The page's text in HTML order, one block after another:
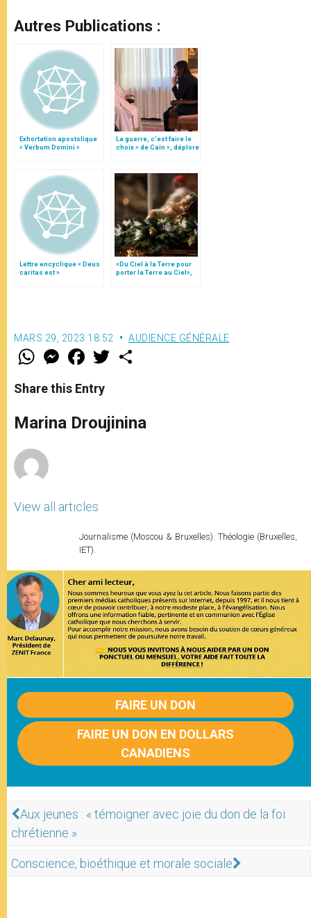
Autres Publications :
Exhortation apostolique
« Verbum Domini »
La guerre, c’est faire le
choix « de Caïn », déplore
Lettre encyclique « Deus
caritas est »
«Du Ciel à la Terre pour
porter la Terre au Ciel»,
MARS 29, 2023 18:52 AUDIENCE GÉNÉRALE
W
t
s
p
p
M
e
s
e
g
e
F
a
e
b
o
k
w
r
Share this Entry
Marina Droujinina
View all articles
Journalisme (Moscou & Bruxelles). Théologie (Bruxelles,
IET).
FAIRE UN DON
FAIRE UN DON EN DOLLARS
CANADIENS
Aux jeunes : « témoigner avec joie du don de la foi
chrétienne »
Conscience, bioéthique et morale sociale